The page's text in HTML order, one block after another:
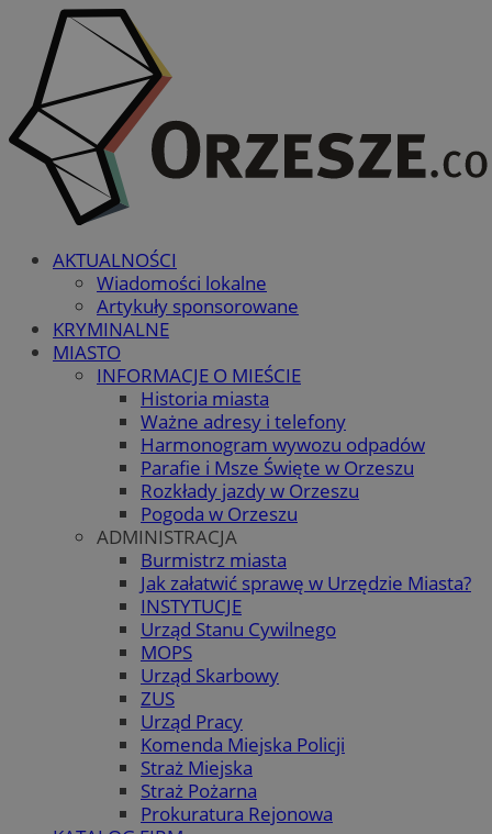
AKTUALNOŚCI
Wiadomości lokalne
Artykuły sponsorowane
KRYMINALNE
MIASTO
INFORMACJE O MIEŚCIE
Historia miasta
Ważne adresy i telefony
Harmonogram wywozu odpadów
Parafie i Msze Święte w Orzeszu
Rozkłady jazdy w Orzeszu
Pogoda w Orzeszu
ADMINISTRACJA
Burmistrz miasta
Jak załatwić sprawę w Urzędzie Miasta?
INSTYTUCJE
Urząd Stanu Cywilnego
MOPS
Urząd Skarbowy
ZUS
Urząd Pracy
Komenda Miejska Policji
Straż Miejska
Straż Pożarna
Prokuratura Rejonowa